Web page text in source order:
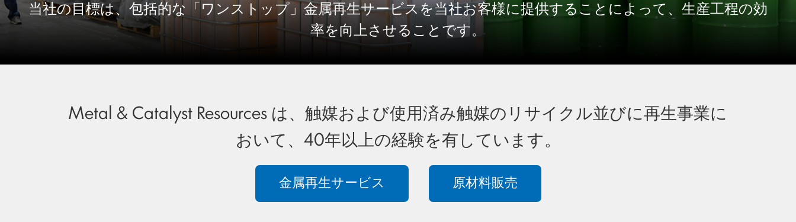
当社の目標は、包括的な「ワンストップ」金属再生サービスを当社お客様に提供することによって、生産工程の効
率を向上させることです。
Metal & Catalyst Resources は、触媒および使用済み触媒のリサイクル並びに再生事業に
おいて、40年以上の経験を有しています。
金属再生サービス 原材料販売